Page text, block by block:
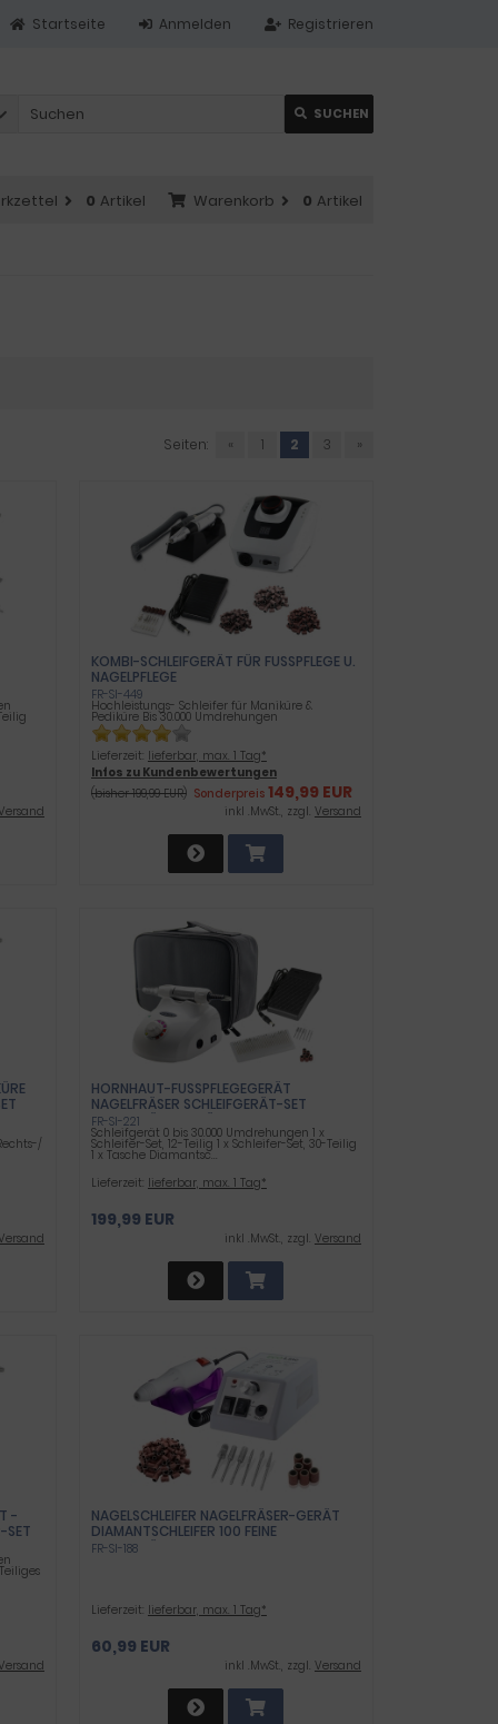
Registrieren
Anmelden
Startseite
SUCHEN
Warenkorb 0 Artikel
0 Artikel
Seiten: « 1 2 3 »
KOMBI-SCHLEIFGERÄT FÜR FUSSPFLEGE U.
NAGELPFLEGE
FR-SI-449
Hochleistungs- Schleifer für Maniküre &
Pediküre Bis 30.000 Umdrehungen
Lieferzeit: lieferbar, max. 1 Tag*
Infos zu Kundenbewertungen
(bisher 199,99 EUR) Sonderpreis149,99 EUR
inkl .MwSt., zzgl. Versand
S
HORNHAUT-FUSSPFLEGEGERÄT N
AGELFRÄSER SCHLEIFGERÄT-SET S
CHLEIFHÜLSEN FRÄSER
FR-SI-221
Schleifgerät 0 bis 30.000 Umdrehungen 1 x
Schleifer-Set, 12-Teilig 1 x Schleifer-Set, 30-Teilig
1 x Tasche Diamantsc...
Lieferzeit: lieferbar, max. 1 Tag*
199,99 EUR
inkl .MwSt., zzgl. Versand
D
NAGELSCHLEIFER NAGELFRÄSER-GERÄT
DIAMANTSCHLEIFER 100 FEINE
SCHLEIFBÄNDER
FR-SI-188
Lieferzeit: lieferbar, max. 1 Tag*
60,99 EUR
inkl .MwSt., zzgl. Versand